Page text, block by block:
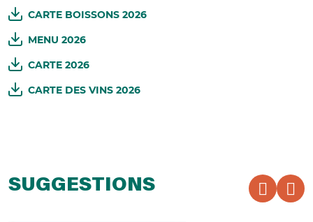
CARTE BOISSONS 2026
MENU 2026
CARTE 2026
CARTE DES VINS 2026
SUGGESTIONS